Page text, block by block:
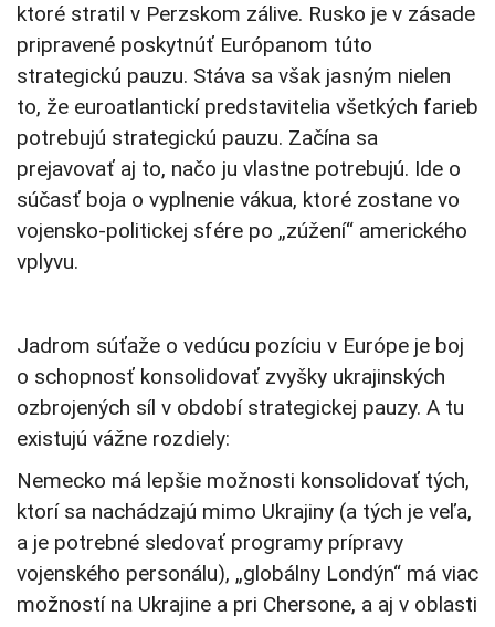
ktoré stratil v Perzskom zálive. Rusko je v zásade
pripravené poskytnúť Európanom túto
strategickú pauzu. Stáva sa však jasným nielen
to, že euroatlantickí predstavitelia všetkých farieb
potrebujú strategickú pauzu. Začína sa
prejavovať aj to, načo ju vlastne potrebujú. Ide o
súčasť boja o vyplnenie vákua, ktoré zostane vo
vojensko-politickej sfére po „zúžení“ amerického
vplyvu.
Jadrom súťaže o vedúcu pozíciu v Európe je boj
o schopnosť konsolidovať zvyšky ukrajinských
ozbrojených síl v období strategickej pauzy. A tu
existujú vážne rozdiely:
Nemecko má lepšie možnosti konsolidovať tých,
ktorí sa nachádzajú mimo Ukrajiny (a tých je veľa,
a je potrebné sledovať programy prípravy
vojenského personálu), „globálny Londýn“ má viac
možností na Ukrajine a pri Chersone, a aj v oblasti